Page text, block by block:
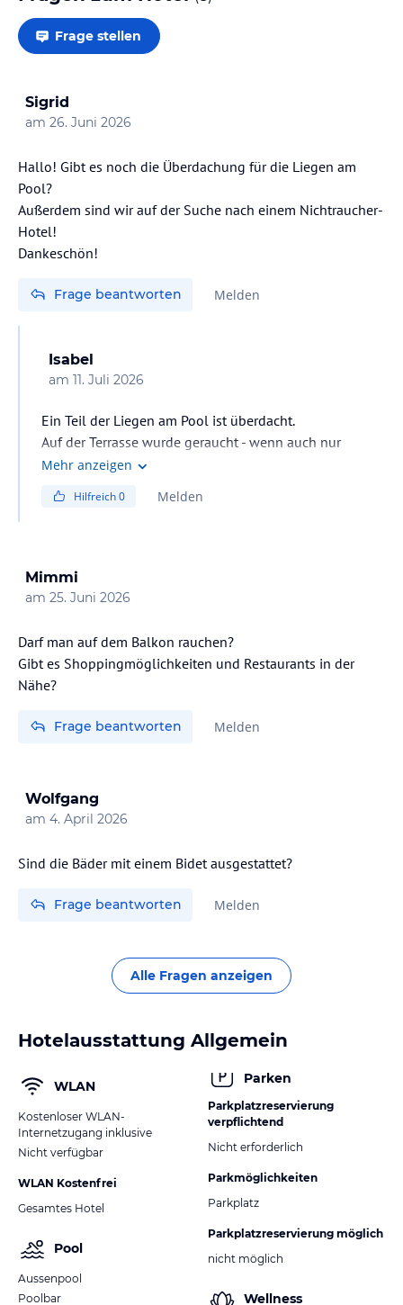
Frage stellen
Sigrid
am 26. Juni 2026
Hallo! Gibt es noch die Überdachung für die Liegen am
Pool?
Außerdem sind wir auf der Suche nach einem Nichtraucher-
Hotel!
Frage beantworten Melden
Isabel
am 11. Juli 2026
Ein Teil der Liegen am Pool ist überdacht.
Auf der Terrasse wurde geraucht - wenn auch nur
vereinzelt.
Mehr anzeigen
Hilfreich0 Melden
Mimmi
am 25. Juni 2026
Darf man auf dem Balkon rauchen?
Gibt es Shoppingmöglichkeiten und Restaurants in der
Nähe?
Frage beantworten Melden
Wolfgang
am 4. April 2026
Sind die Bäder mit einem Bidet ausgestattet?
Frage beantworten Melden
Alle Fragen anzeigen
Hotelausstattung Allgemein
WLAN
Kostenloser WLAN-
Internetzugang inklusive
Nicht verfügbar
WLAN Kostenfrei
Gesamtes Hotel
Pool
Aussenpool
Poolbar
Parken
Parkplatzreservierung
verpflichtend
Nicht erforderlich
Parkmöglichkeiten
Parkplatz
Parkplatzreservierung möglich
nicht möglich
Wellness